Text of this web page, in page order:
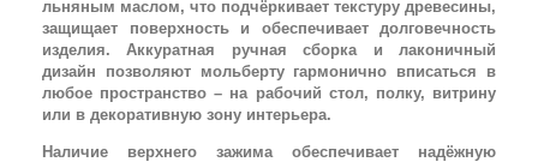
льняным маслом, что подчёркивает текстуру древесины,
защищает поверхность и обеспечивает долговечность
изделия. Аккуратная ручная сборка и лаконичный
дизайн позволяют мольберту гармонично вписаться в
любое пространство – на рабочий стол, полку, витрину
или в декоративную зону интерьера.
Наличие верхнего зажима обеспечивает надёжную